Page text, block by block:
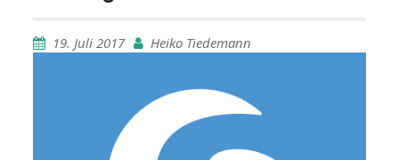
19. Juli 2017 Heiko Tiedemann